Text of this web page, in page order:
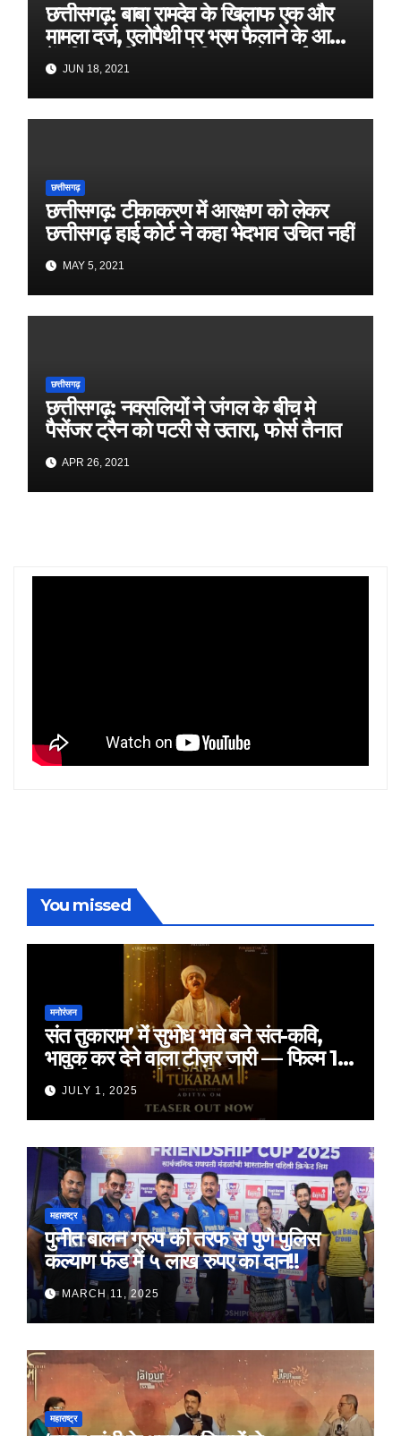
छत्तीसगढ़: बाबा रामदेव के खिलाफ एक और
मामला दर्ज, एलोपैथी पर भ्रम फैलाने के आरोप
में इंडियन मेडिकल एसोसिएशन ने कराई
एफआईआर
JUN 18, 2021
छत्तीसगढ़
छत्तीसगढ़: टीकाकरण में आरक्षण को लेकर
छत्तीसगढ़ हाई कोर्ट ने कहा भेदभाव उचित नहीं
MAY 5, 2021
छत्तीसगढ़
छत्तीसगढ़: नक्सलियों ने जंगल के बीच मे
पैसेंजर ट्रैन को पटरी से उतारा, फोर्स तैनात
APR 26, 2021
You missed
मनोरंजन
संत तुकाराम’ में सुभोध भावे बने संत-कवि,
भावुक कर देने वाला टीज़र जारी — फिल्म 18
जुलाई 2025 को होगी रिलीज़
JULY 1, 2025
महाराष्ट्र
पुनीत बालन ग्रुप की तरफ से पुणे पुलिस
कल्याण फंड में ५ लाख रुपए का दान!!
MARCH 11, 2025
महाराष्ट्र